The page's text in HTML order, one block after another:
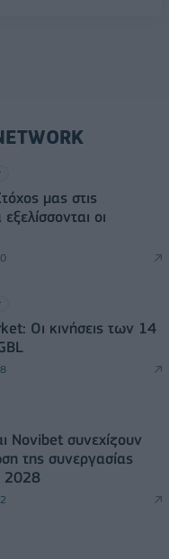
μας στις
οι
Οι κινήσεις των 14
Novibet συνεχίζουν
της συνεργασίας
2028